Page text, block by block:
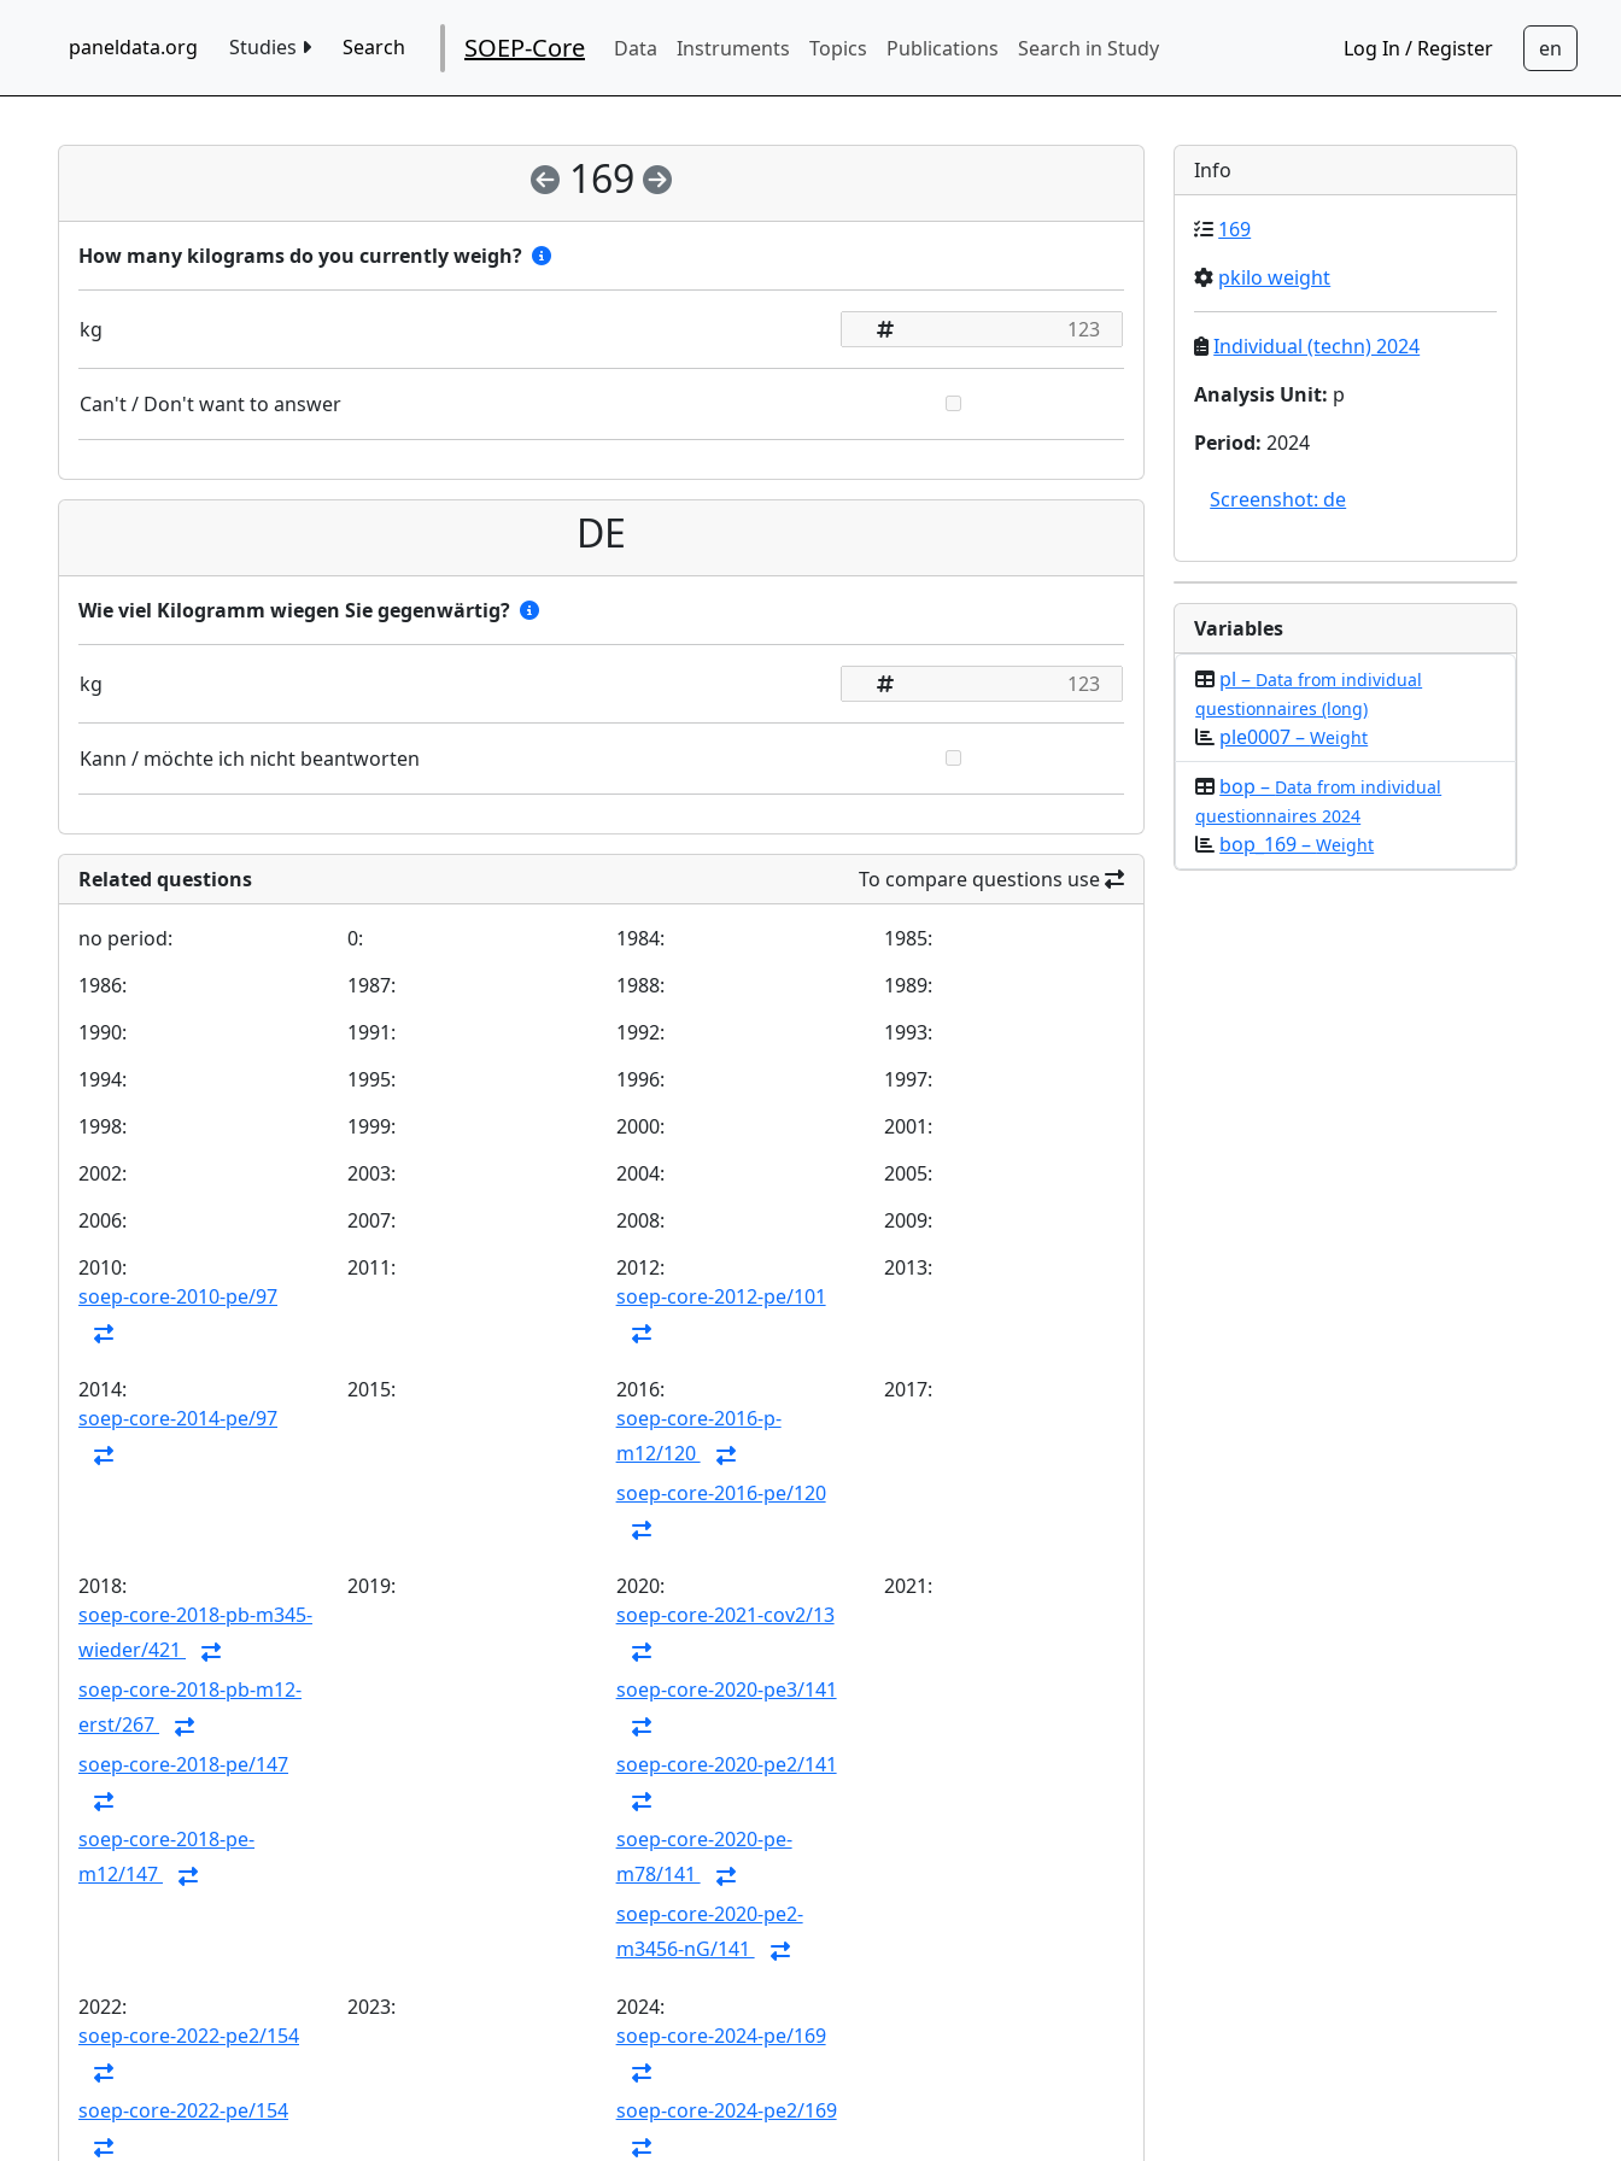
paneldata.org Studies Search SOEP-Core Data Instruments Topics Publications Search in Study Log In / Register
169
How many kilograms do you currently weigh?
kg
Can't / Don't want to answer
DE
Wie viel Kilogramm wiegen Sie gegenwärtig?
kg
Kann / möchte ich nicht beantworten
Related questions To compare questions use
no period: 0: 1984:
1985:
1986:
1987: 1988:
1989:
1990:
1991: 1992:
1993:
1994:
1995: 1996:
1997:
1998:
1999: 2000:
2001:
2002:
2003: 2004:
2005:
2006:
2007: 2008:
2009:
2010:
soep-core-2010-pe/97
2011:
2012:
soep-core-2012-pe/101
2013:
2014:
soep-core-2014-pe/97
2015:
2016:
soep-core-2016-p-
m12/120
soep-core-2016-pe/120
2017:
2018:
soep-core-2018-pb-m345-
wieder/421
soep-core-2018-pb-m12-
erst/267
soep-core-2018-pe/147
soep-core-2018-pe-
m12/147
2019:
2020:
soep-core-2021-cov2/13
soep-core-2020-pe3/141
soep-core-2020-pe2/141
soep-core-2020-pe-
m78/141
soep-core-2020-pe2-
m3456-nG/141
2021:
2022:
soep-core-2022-pe2/154
soep-core-2022-pe/154
2023:
2024:
soep-core-2024-pe/169
soep-core-2024-pe2/169
Info
169
pkilo weight
Individual (techn) 2024
Analysis Unit: p
Period:2024
Screenshot: de
Variables
pl – Data from individual
questionnaires (long)
ple0007 –Weight
bop – Data from individual
questionnaires 2024
bop_169 –Weight